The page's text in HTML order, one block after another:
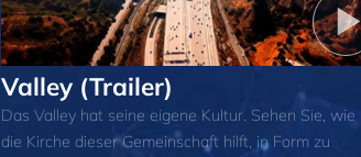
Valley (Trailer)
Das Valley hat seine eigene Kultur. Sehen Sie, wie
die Kirche dieser Gemeinschaft hilft, in Form zu